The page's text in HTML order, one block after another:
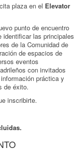
plaza en el Elevator
punto de encuentro
identificar las principales
de la Comunidad de
de espacios de
eventos
con invitados
práctica y
de éxito.
inscribirte.